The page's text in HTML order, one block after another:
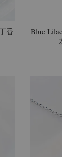
香
Blue